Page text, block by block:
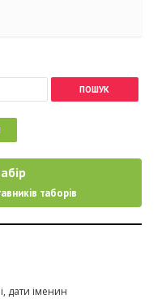
таборів
дати іменин